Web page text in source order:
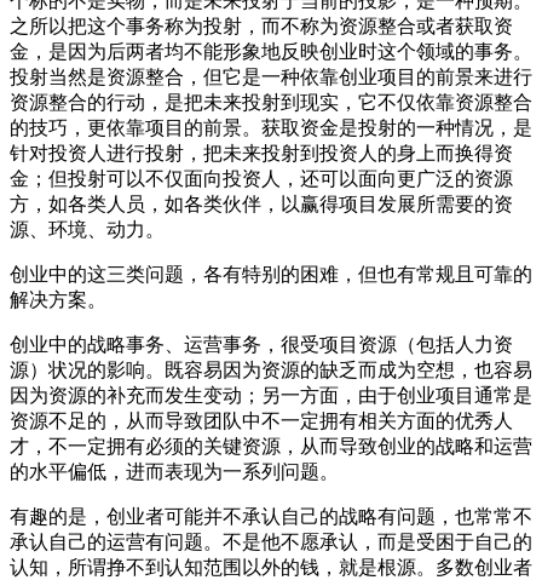
之所以把这个事务称为投射，而不称为资源整合或者获取资
金，是因为后两者均不能形象地反映创业时这个领域的事务。
投射当然是资源整合，但它是一种依靠创业项目的前景来进行
资源整合的行动，是把未来投射到现实，它不仅依靠资源整合
的技巧，更依靠项目的前景。获取资金是投射的一种情况，是
针对投资人进行投射，把未来投射到投资人的身上而换得资
金；但投射可以不仅面向投资人，还可以面向更广泛的资源
方，如各类人员，如各类伙伴，以赢得项目发展所需要的资
源、环境、动力。
创业中的这三类问题，各有特别的困难，但也有常规且可靠的
解决方案。
创业中的战略事务、运营事务，很受项目资源（包括人力资
源）状况的影响。既容易因为资源的缺乏而成为空想，也容易
因为资源的补充而发生变动；另一方面，由于创业项目通常是
资源不足的，从而导致团队中不一定拥有相关方面的优秀人
才，不一定拥有必须的关键资源，从而导致创业的战略和运营
的水平偏低，进而表现为一系列问题。
有趣的是，创业者可能并不承认自己的战略有问题，也常常不
承认自己的运营有问题。不是他不愿承认，而是受困于自己的
认知，所谓挣不到认知范围以外的钱，就是根源。多数创业者